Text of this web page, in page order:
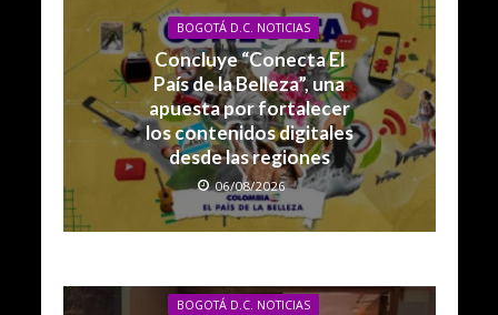
BOGOTÁ D.C. NOTICIAS
Concluye “Conecta El
País de la Belleza”, una
apuesta por fortalecer
los contenidos digitales
desde las regiones
06/08/2026
BOGOTÁ D.C. NOTICIAS